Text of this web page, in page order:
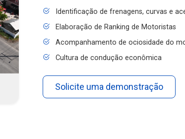
Identificação de frenagens, curvas e
Elaboração de Ranking de Motoristas
Acompanhamento de ociosidade do
Cultura de condução econômica
Solicite uma demonstração